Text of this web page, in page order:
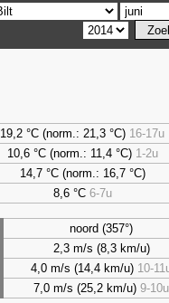
19,2 °C (norm.: 21,3 °C) 16-17u
10,6 °C (norm.: 11,4 °C) 1-2u
14,7 °C (norm.: 16,7 °C)
8,6°C 6-7u
noord (357°)
2,3 m/s (8,3 km/u)
4,0 m/s (14,4 km/u) 10-
7,0 m/s (25,2 km/u) 9-10u